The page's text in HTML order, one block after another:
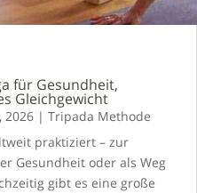
für Gesundheit,
Gleichgewicht
2026 | Tripada Methode
praktiziert – zur
Gesundheit oder als Weg
gibt es eine große